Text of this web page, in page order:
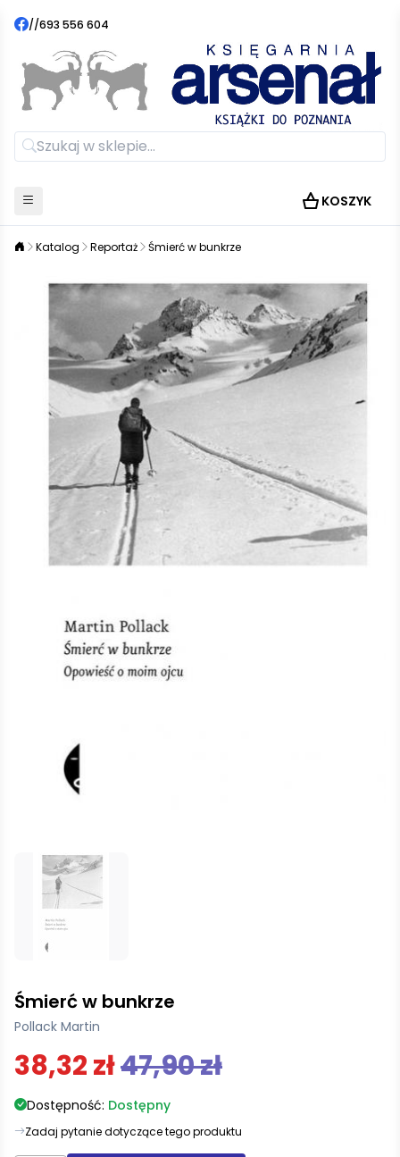
//693 556 604
KOSZYK
Katalog Reportaż Śmierć w bunkrze
Śmierć w bunkrze
Pollack Martin
38,32 zł47,90 zł
Dostępność: Dostępny
Zadaj pytanie dotyczące tego produktu